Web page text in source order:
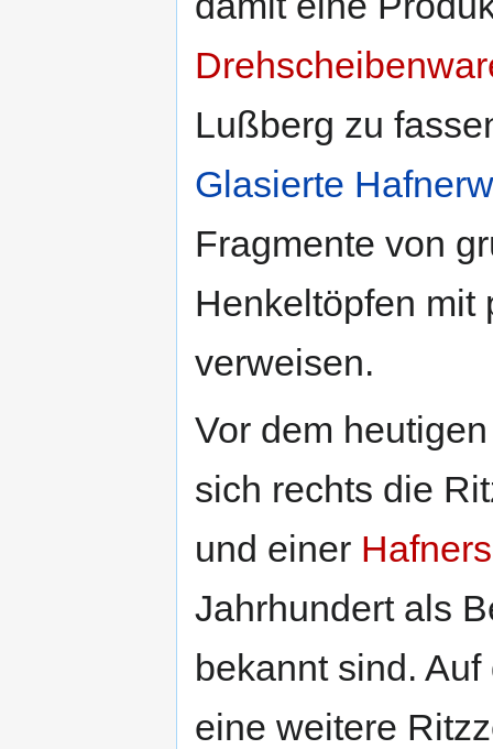
Lußberg zu
Glasierte
Fragmente von
Henkeltöpfen mit
verweisen.
Vor dem
sich rechts die
und einer
Jahrhundert als
bekannt sind.
eine weitere